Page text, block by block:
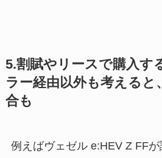
5.割賦やリースで購入す
ラー経由以外も考えると
合も
例えばヴェゼル e:HEV Z FF